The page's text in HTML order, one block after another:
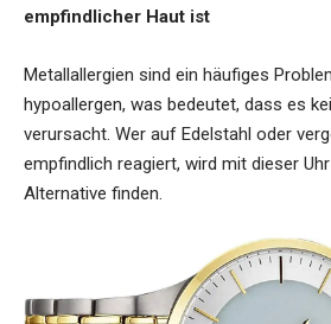
empfindlicher Haut ist
Metallallergien sind ein häufiges
hypoallergen, was bedeutet, dass es
verursacht. Wer auf Edelstahl oder
empfindlich reagiert, wird mit dieser
Alternative finden.